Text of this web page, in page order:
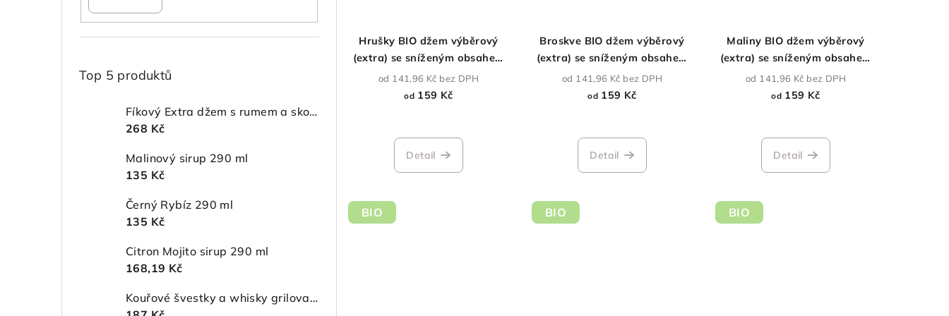
Top 5 produktů
Fíkový Extra džem s rumem a skořicí 270 g
268 Kč
Malinový sirup 290 ml
135 Kč
Černý Rybíz 290 ml
135 Kč
Citron Mojito sirup 290 ml
168,19 Kč
Kouřové švestky a whisky grilovací omáčka 300 g
Hrušky BIO džem výběrový
(extra) se sníženým obsahem
cukru
od 141,96 Kč bez DPH
od159 Kč
Detail
Broskve BIO džem výběrový
(extra) se sníženým obsahem
cukru
od 141,96 Kč bez DPH
od159 Kč
Detail
Maliny BIO džem výběrový
(extra) se sníženým obsahem
cukru
od 141,96 Kč bez DPH
od159 Kč
hodnocení
produktu
je
Detail
BIO BIO BIO